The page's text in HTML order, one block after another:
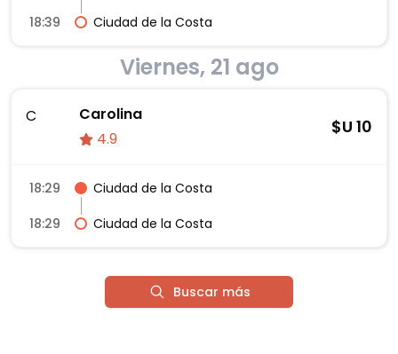
18:39
Ciudad de la Costa
Viernes, 21 ago
C
Carolina
4.9
$U 10
18:29
Ciudad de la Costa
18:29
Ciudad de la Costa
Buscar más